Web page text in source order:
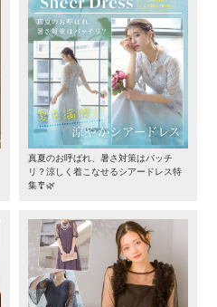
真夏のお呼ばれ、暑さ対策はバッチ
リ？涼しく着こなせるシアードレス特
集🎐🌿